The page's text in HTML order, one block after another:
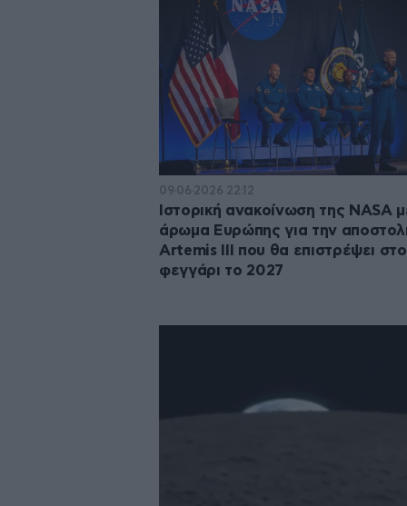
09·06·2026 22:12
Ιστορική ανακοίνωση της NASA
άρωμα Ευρώπης για την
Artemis III που θα επιστρέψει στο
φεγγάρι το 2027